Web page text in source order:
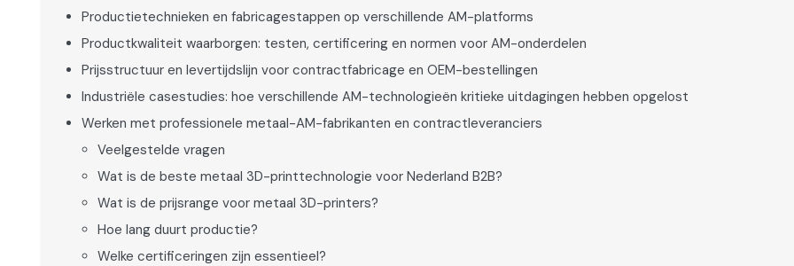
Productietechnieken en fabricagestappen op verschillende AM-platforms
Productkwaliteit waarborgen: testen, certificering en normen voor AM-onderdelen
Prijsstructuur en levertijdslijn voor contractfabricage en OEM-bestellingen
Industriële casestudies: hoe verschillende AM-technologieën kritieke uitdagingen hebben opgelost
Werken met professionele metaal-AM-fabrikanten en contractleveranciers
Veelgestelde vragen
Wat is de beste metaal 3D-printtechnologie voor Nederland B2B?
Wat is de prijsrange voor metaal 3D-printers?
Hoe lang duurt productie?
Welke certificeringen zijn essentieel?